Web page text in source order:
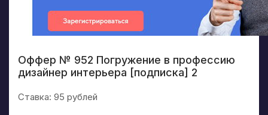
Оффер № 952 Погружение в профессию
дизайнер интерьера [подписка] 2
Ставка: 95 рублей